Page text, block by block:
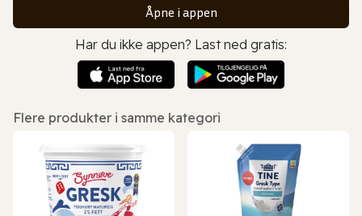
Åpne i appen
Har du ikke appen? Last ned gratis:
Flere produkter i samme kategori